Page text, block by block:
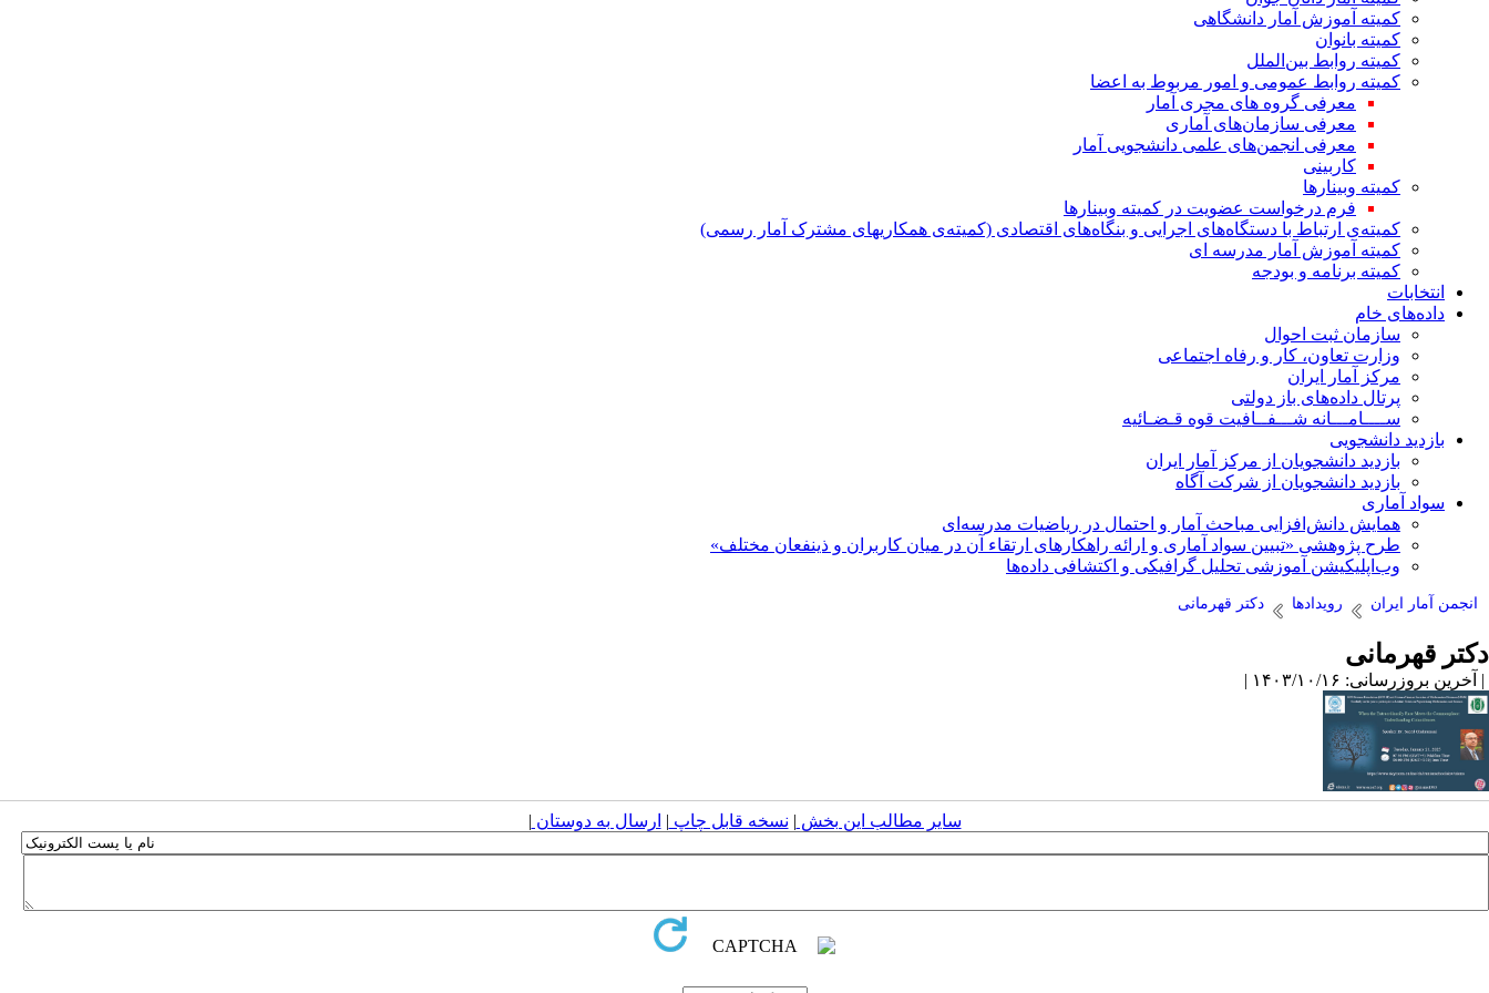
کمیته آموزش آمار دانشگاهی
کمیته بانوان
کمیته روابط بین‌الملل
کمیته روابط عمومی و امور مربوط به اعضا
معرفی گروه های مجری آمار
معرفی سازمان‌های آماری
معرفی انجمن‌های علمی دانشجویی آمار
کاربینی
کمیته وبینارها
فرم درخواست عضویت در کمیته وبینارها
کمیته‌ی ارتباط با دستگاه‌های اجرایی و بنگاه‌های اقتصادی (کمیته‌ی همکاریهای مشترک آمار رسمی)
کمیته آموزش آمار مدرسه ای
کمیته برنامه و بودجه
انتخابات
داده‌های خام
سازمان ثبت احوال
وزارت تعاون، کار و رفاه اجتماعی
مرکز آمار ایران
پرتال داده‌های باز دولتی
ســــامـــانه شـــفــافیت قوه قـضـائیه
بازدید دانشجویی
بازدید دانشجویان از مرکز آمار ایران
بازدید دانشجویان از شرکت آگاه
سواد آماری
همایش دانش‌افزایی مباحث آمار و احتمال در ریاضیات مدرسه‌ای
طرح پژوهشی «تبیین سواد آماری و ارائه راهکارهای ارتقاء آن در میان کاربران و ذینفعان مختلف»
وب‌اپلیکیشن آموزشی تحلیل گرافیکی و اکتشافی داده‌ها
انجمن آمار ایران رویدادها دکتر قهرمانی
دکتر قهرمانی
| آخرین بروزرسانی: ۱۴۰۳/۱۰/۱۶ |
سایر مطالب این بخش | نسخه قابل چاپ | ارسال به دوستان |